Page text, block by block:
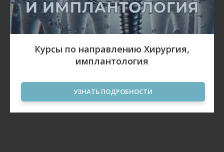
Курсы по направлению Хирургия,
имплантология
УЗНАТЬ ПОДРОБНОСТИ